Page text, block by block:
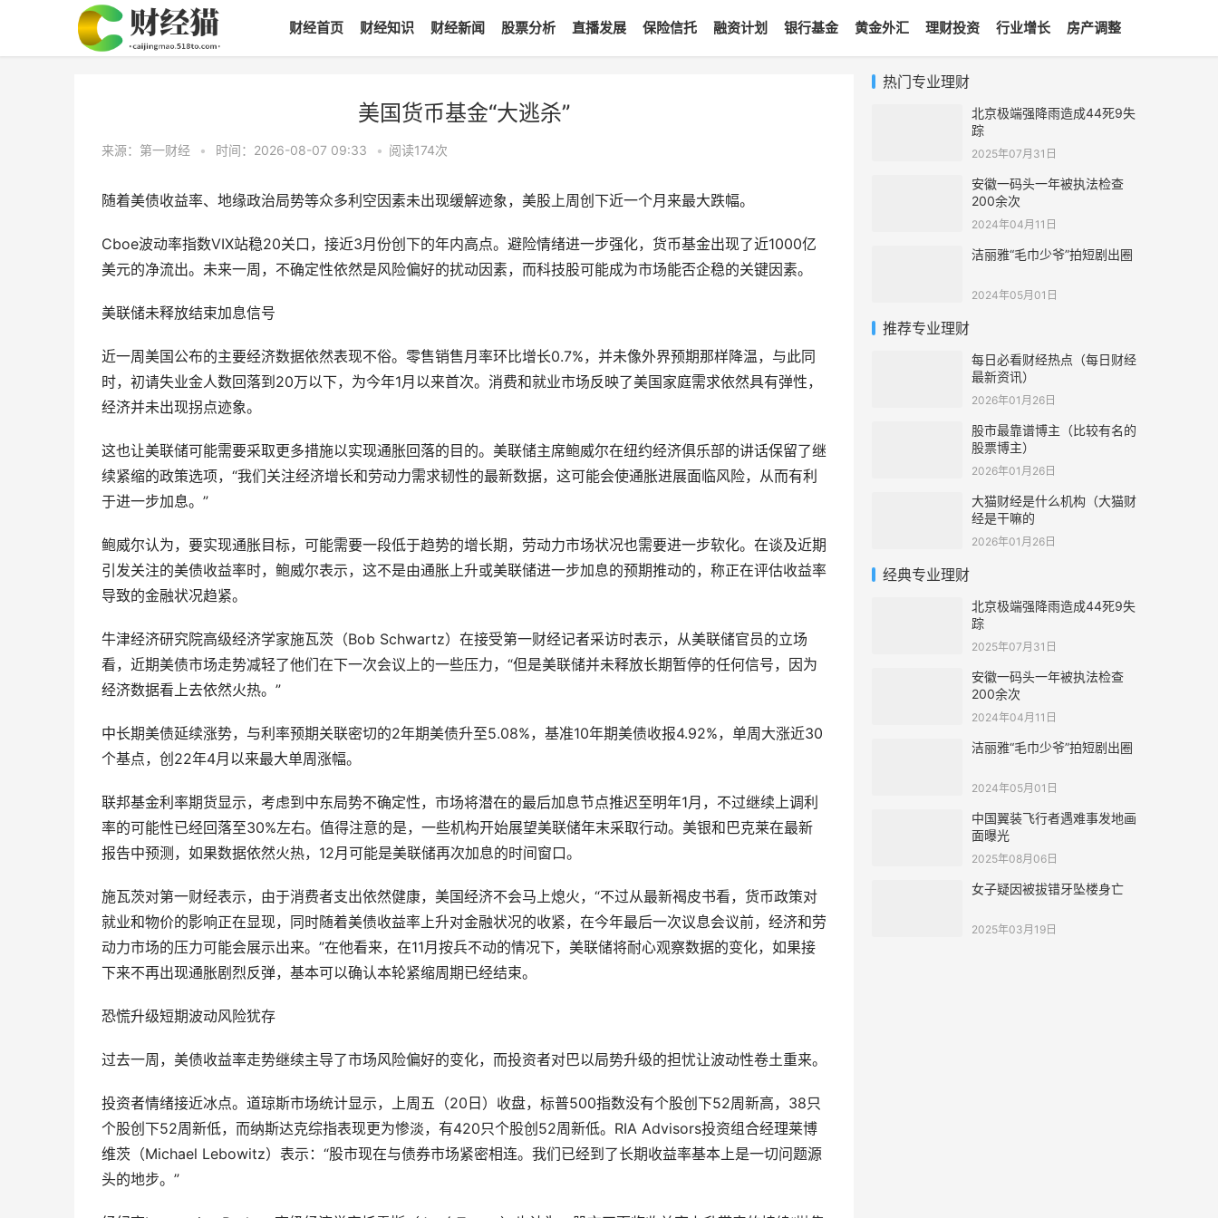
财经首页 财经知识 财经新闻 股票分析 直播发展 保险信托 融资计划 银行基金 黄金外汇 理财投资 行业增长 房产调整
美国货币基金“大逃杀”
来源：第一财经 • 时间：2026-08-07 09:33 • 阅读174次
随着美债收益率、地缘政治局势等众多利空因素未出现缓解迹象，美股上周创下近一个月来最大跌幅。
Cboe波动率指数VIX站稳20关口，接近3月份创下的年内高点。避险情绪进一步强化，货币基金出现了近1000亿
美元的净流出。未来一周，不确定性依然是风险偏好的扰动因素，而科技股可能成为市场能否企稳的关键因素。
美联储未释放结束加息信号
近一周美国公布的主要经济数据依然表现不俗。零售销售月率环比增长0.7%，并未像外界预期那样降温，与此同
时，初请失业金人数回落到20万以下，为今年1月以来首次。消费和就业市场反映了美国家庭需求依然具有弹性，
经济并未出现拐点迹象。
这也让美联储可能需要采取更多措施以实现通胀回落的目的。美联储主席鲍威尔在纽约经济俱乐部的讲话保留了继
续紧缩的政策选项，“我们关注经济增长和劳动力需求韧性的最新数据，这可能会使通胀进展面临风险，从而有利
于进一步加息。”
鲍威尔认为，要实现通胀目标，可能需要一段低于趋势的增长期，劳动力市场状况也需要进一步软化。在谈及近期
引发关注的美债收益率时，鲍威尔表示，这不是由通胀上升或美联储进一步加息的预期推动的，称正在评估收益率
导致的金融状况趋紧。
牛津经济研究院高级经济学家施瓦茨（Bob Schwartz）在接受第一财经记者采访时表示，从美联储官员的立场
看，近期美债市场走势减轻了他们在下一次会议上的一些压力，“但是美联储并未释放长期暂停的任何信号，因为
经济数据看上去依然火热。”
中长期美债延续涨势，与利率预期关联密切的2年期美债升至5.08%，基准10年期美债收报4.92%，单周大涨近30
个基点，创22年4月以来最大单周涨幅。
联邦基金利率期货显示，考虑到中东局势不确定性，市场将潜在的最后加息节点推迟至明年1月，不过继续上调利
率的可能性已经回落至30%左右。值得注意的是，一些机构开始展望美联储年末采取行动。美银和巴克莱在最新
报告中预测，如果数据依然火热，12月可能是美联储再次加息的时间窗口。
施瓦茨对第一财经表示，由于消费者支出依然健康，美国经济不会马上熄火，“不过从最新褐皮书看，货币政策对
就业和物价的影响正在显现，同时随着美债收益率上升对金融状况的收紧，在今年最后一次议息会议前，经济和劳
动力市场的压力可能会展示出来。”在他看来，在11月按兵不动的情况下，美联储将耐心观察数据的变化，如果接
下来不再出现通胀剧烈反弹，基本可以确认本轮紧缩周期已经结束。
恐慌升级短期波动风险犹存
过去一周，美债收益率走势继续主导了市场风险偏好的变化，而投资者对巴以局势升级的担忧让波动性卷土重来。
投资者情绪接近冰点。道琼斯市场统计显示，上周五（20日）收盘，标普500指数没有个股创下52周新高，38只
个股创下52周新低，而纳斯达克综指表现更为惨淡，有420只个股创52周新低。RIA Advisors投资组合经理莱博
维茨（Michael Lebowitz）表示：“股市现在与债券市场紧密相连。我们已经到了长期收益率基本上是一切问题源
头的地步。”
热门专业理财
北京极端强降雨造成44死9失
踪
2025年07月31日
安徽一码头一年被执法检查
200余次
2024年04月11日
洁丽雅“毛巾少爷”拍短剧出圈
2024年05月01日
推荐专业理财
每日必看财经热点（每日财经
最新资讯）
2026年01月26日
股市最靠谱博主（比较有名的
股票博主）
2026年01月26日
大猫财经是什么机构（大猫财
经是干嘛的
2026年01月26日
经典专业理财
北京极端强降雨造成44死9失
踪
2025年07月31日
安徽一码头一年被执法检查
200余次
2024年04月11日
洁丽雅“毛巾少爷”拍短剧出圈
2024年05月01日
中国翼装飞行者遇难事发地画
面曝光
2025年08月06日
女子疑因被拔错牙坠楼身亡
2025年03月19日